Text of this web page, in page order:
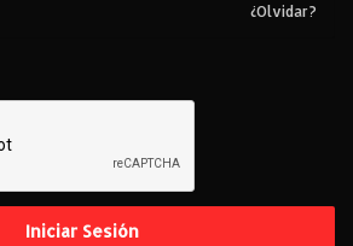
¿Olvidar?
Iniciar Sesión